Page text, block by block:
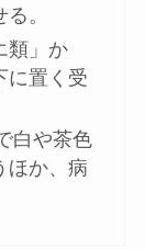
。
類」か
に置く受
白や茶色
ほか、病